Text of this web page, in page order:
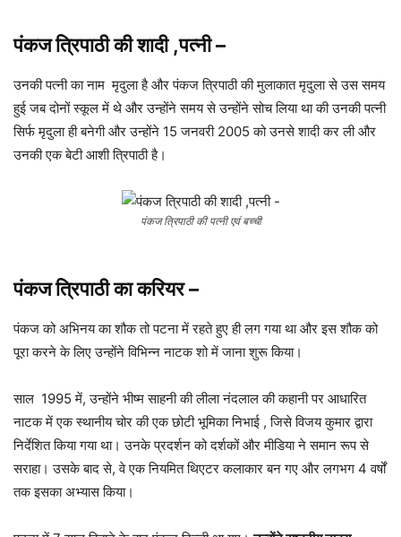
पंकज त्रिपाठी की शादी ,पत्नी–
उनकी पत्नी का नाम मृदुला है और पंकज त्रिपाठी की मुलाकात मृदुला से उस समय
हुई जब दोनों स्कूल में थे और उन्होंने समय से उन्होंने सोच लिया था की उनकी पत्नी
सिर्फ मृदुला ही बनेगी और उन्होंने 15 जनवरी 2005 को उनसे शादी कर ली और
उनकी एक बेटी आशी त्रिपाठी है।
पंकज त्रिपाठी की पत्नी एवं बच्ची
पंकज त्रिपाठी का करियर–
पंकज को अभिनय का शौक तो पटना में रहते हुए ही लग गया था और इस शौक को
पूरा करने के लिए उन्होंने विभिन्न नाटक शो में जाना शुरू किया।
साल 1995 में, उन्होंने भीष्म साहनी की लीला नंदलाल की कहानी पर आधारित
नाटक में एक स्थानीय चोर की एक छोटी भूमिका निभाई , जिसे विजय कुमार द्वारा
निर्देशित किया गया था। उनके प्रदर्शन को दर्शकों और मीडिया ने समान रूप से
सराहा। उसके बाद से, वे एक नियमित थिएटर कलाकार बन गए और लगभग 4 वर्षों
तक इसका अभ्यास किया।